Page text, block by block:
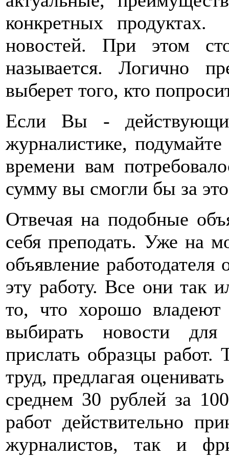
конкретных
новостей. При этом
называется. Логично
выберет того, кто
Если Вы -
журналистике,
времени вам
сумму вы смогли бы за
Отвечая на подобные
себя преподать. Уже на
объявление работодателя
эту работу. Все они так
то, что хорошо владеют
выбирать новости для
прислать образцы работ.
труд, предлагая
среднем 30 рублей за
работ действительно
журналистов, так и